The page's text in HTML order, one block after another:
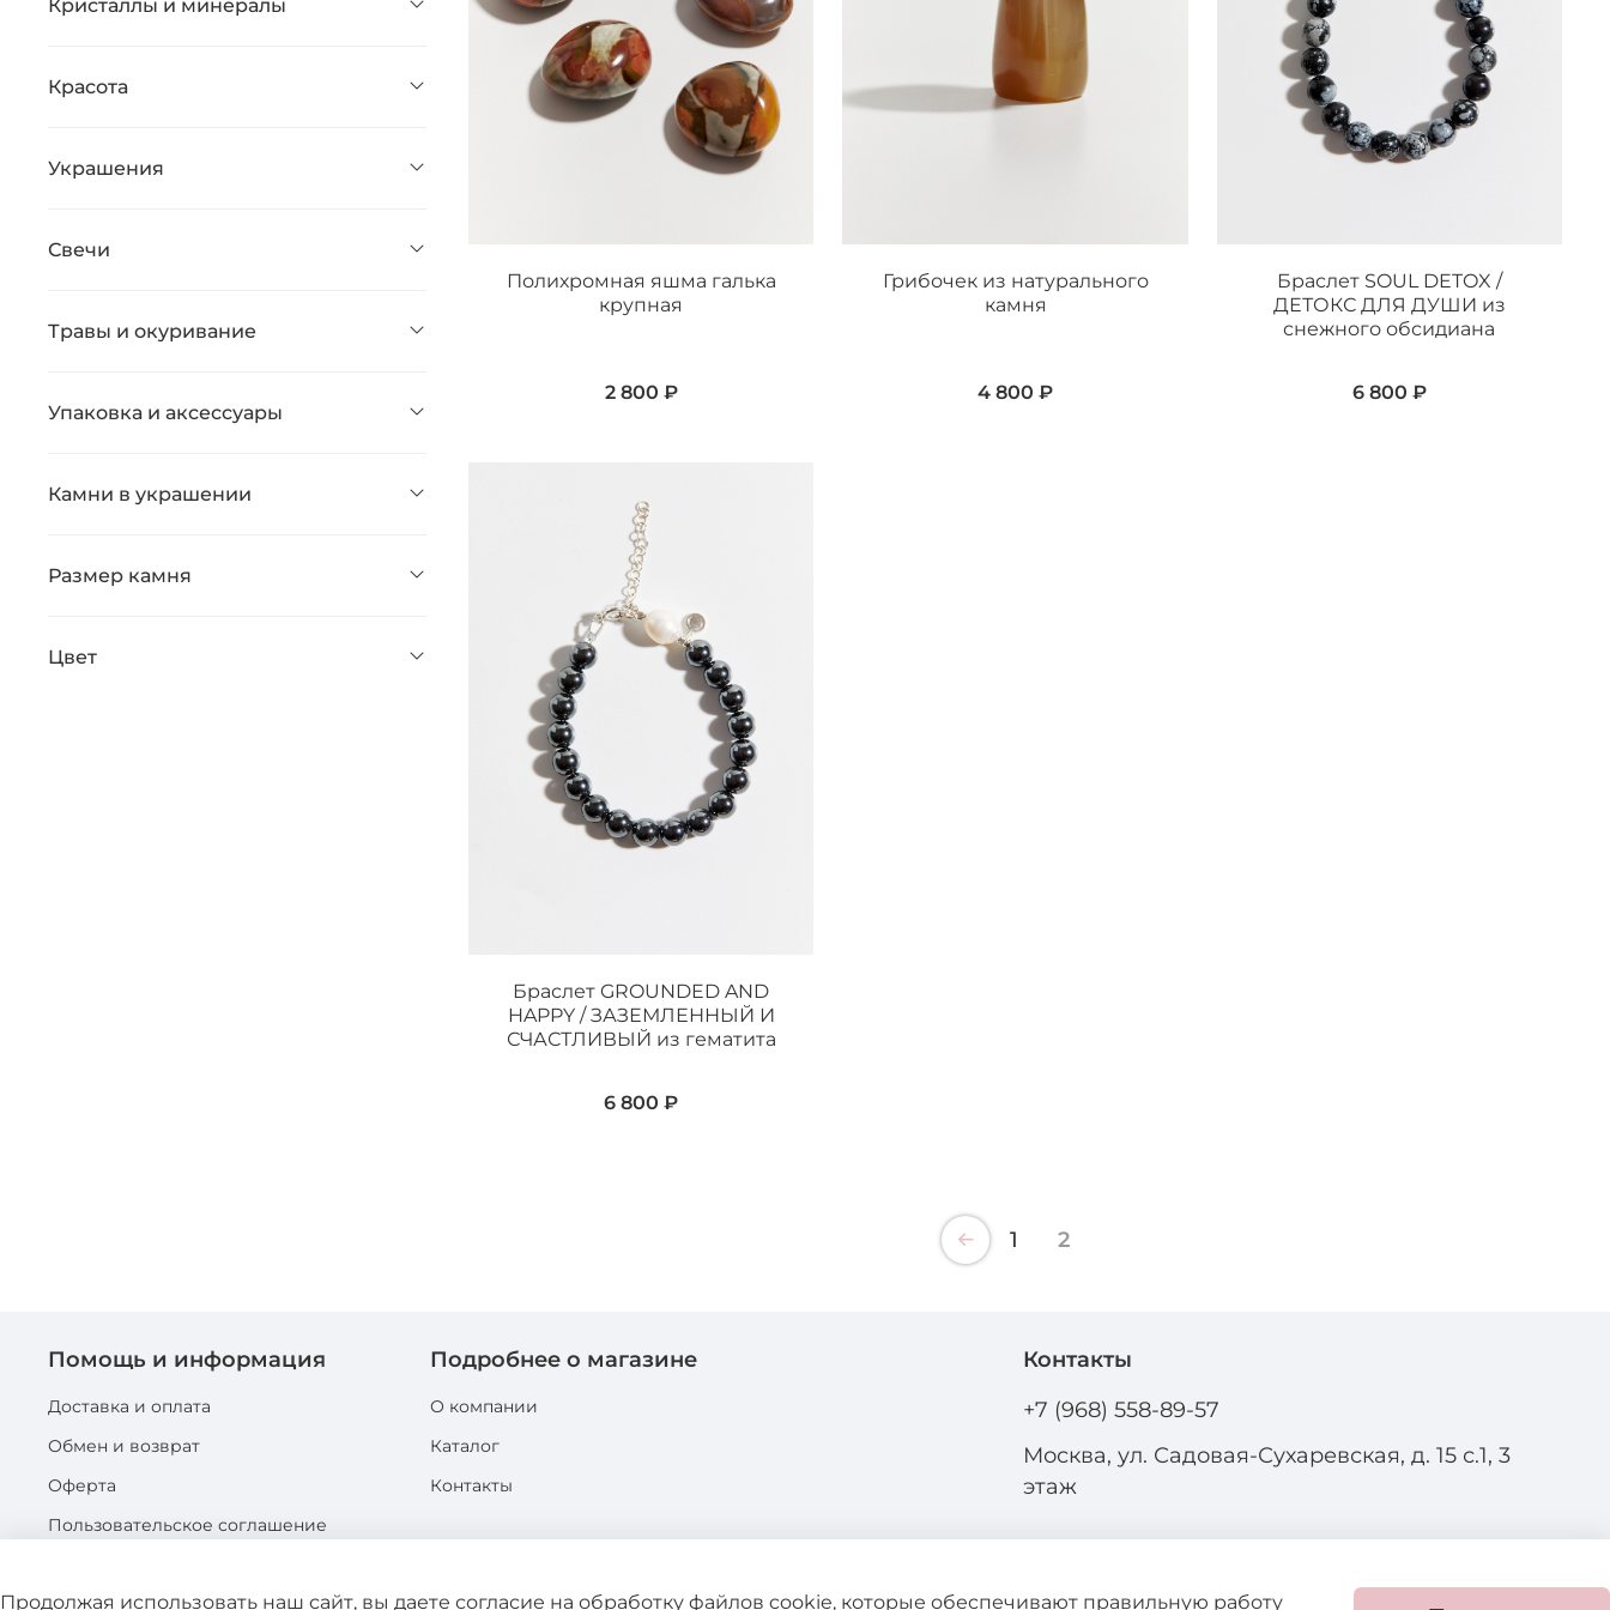
Полихромная яшма галька
крупная
2 800 ₽
Грибочек из натурального
камня
4 800 ₽
Браслет SOUL DETOX /
ДЕТОКС ДЛЯ ДУШИ из
снежного обсидиана
6 800 ₽
Браслет GROUNDED AND
HAPPY / ЗАЗЕМЛЕННЫЙ И
СЧАСТЛИВЫЙ из гематита
6 800 ₽
1 2
Кристаллы и минералы
Красота
Украшения
Свечи
Травы и окуривание
Упаковка и аксессуары
Камни в украшении
Размер камня
Цвет
Помощь и информация
Доставка и оплата
Обмен и возврат
Оферта
Пользовательское соглашение
Подробнее о магазине
О компании
Каталог
Контакты
Контакты
+7 (968) 558-89-57
Москва, ул. Садовая-Сухаревская, д. 15 с.1, 3
этаж
Продолжая использовать наш сайт, вы даете согласие на обработку файлов cookie, которые обеспечивают правильную работу